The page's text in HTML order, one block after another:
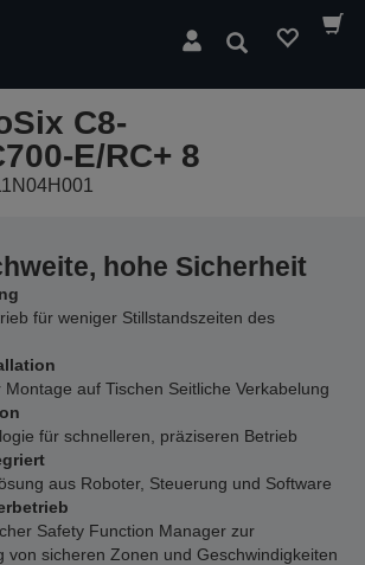
Suchen
C8-
E/RC+ 8
hohe Sicherheit
für weniger Stillstandszeiten des
auf Tischen Seitliche Verkabelung
für schnelleren, präziseren Betrieb
aus Roboter, Steuerung und Software
Safety Function Manager zur
von sicheren Zonen und Geschwindigkeiten